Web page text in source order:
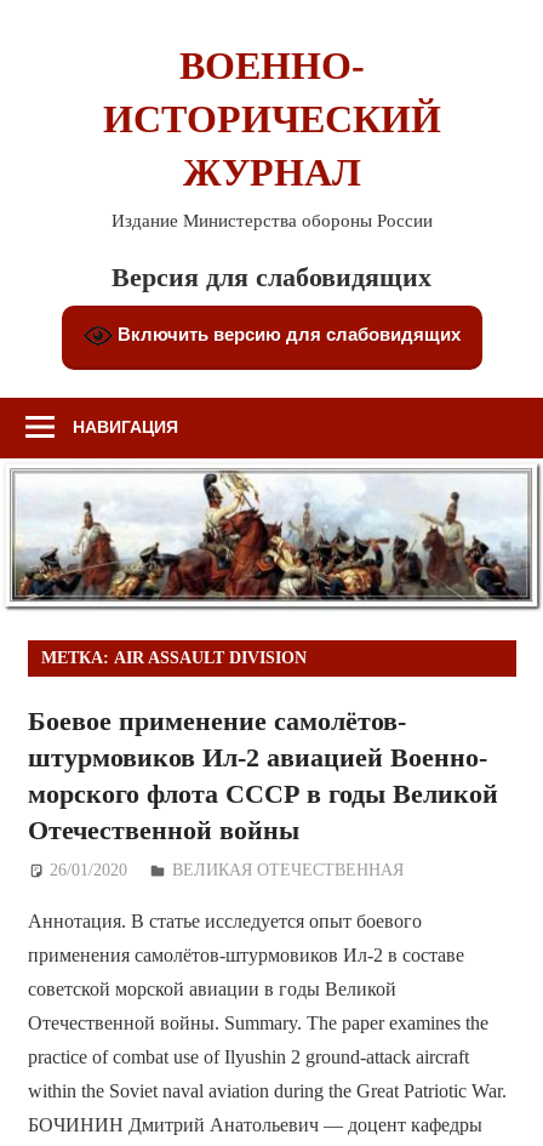
ВОЕННО-
ИСТОРИЧЕСКИЙ
ЖУРНАЛ
Издание Министерства обороны России
Версия для слабовидящих
Включить версию для слабовидящих
НАВИГАЦИЯ
МЕТКА: AIR ASSAULT DIVISION
Боевое применение самолётов-
штурмовиков Ил-2 авиацией Военно-
морского флота СССР в годы Великой
Отечественной войны
26/01/2020 Дежурный по Редакции
ВЕЛИКАЯ ОТЕЧЕСТВЕННАЯ
Аннотация. В статье исследуется опыт боевого
применения самолётов-штурмовиков Ил-2 в составе
советской морской авиации в годы Великой
Отечественной войны. Summary. The paper examines the
practice of combat use of Ilyushin 2 ground-attack aircraft
within the Soviet naval aviation during the Great Patriotic War.
БОЧИНИН Дмитрий Анатольевич — доцент кафедры